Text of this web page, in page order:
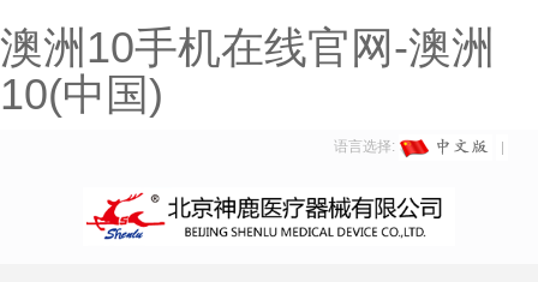
澳洲10手机在线官网-澳洲
10(中国)
语言选择: